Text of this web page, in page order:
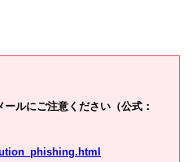
ルにご注意ください（公式：